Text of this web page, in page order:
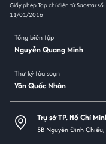
Giấy phép Tạp chí điện tử Saostar
11/01/2016
Tổng biên tập
Nguyễn Quang Minh
Thư ký tòa soạn
Văn Quốc Nhân
Trụ sở TP. Hồ Chí
5B Nguyễn Đình